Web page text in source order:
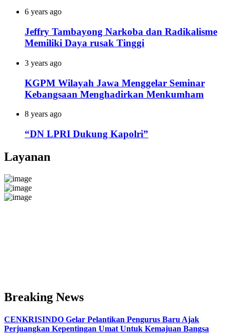
6 years ago
Jeffry Tambayong Narkoba dan Radikalisme
Memiliki Daya rusak Tinggi
3 years ago
KGPM Wilayah Jawa Menggelar Seminar
Kebangsaan Menghadirkan Menkumham
8 years ago
“DN LPRI Dukung Kapolri”
Layanan
Breaking News
CENKRISINDO Gelar Pelantikan Pengurus Baru Ajak
Perjuangkan Kepentingan Umat Untuk Kemajuan Bangsa